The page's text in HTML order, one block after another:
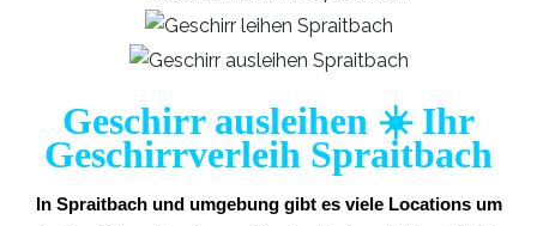
Geschirr ausleihen ☀️ Ihr
Geschirrverleih Spraitbach
In Spraitbach und umgebung gibt es viele Locations um